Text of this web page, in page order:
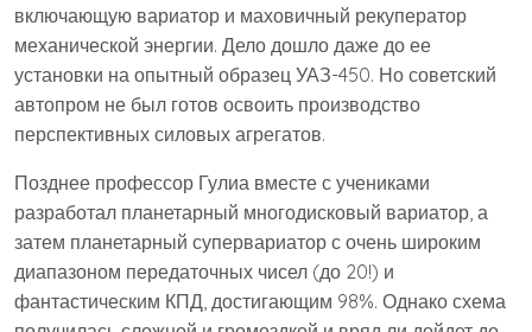
включающую вариатор и маховичный рекуператор
механической энергии. Дело дошло даже до ее
установки на опытный образец УАЗ-450. Но советский
автопром не был готов освоить производство
перспективных силовых агрегатов.
Позднее профессор Гулиа вместе с учениками
разработал планетарный многодисковый вариатор, а
затем планетарный супервариатор с очень широким
диапазоном передаточных чисел (до 20!) и
фантастическим КПД, достигающим 98%. Однако схема